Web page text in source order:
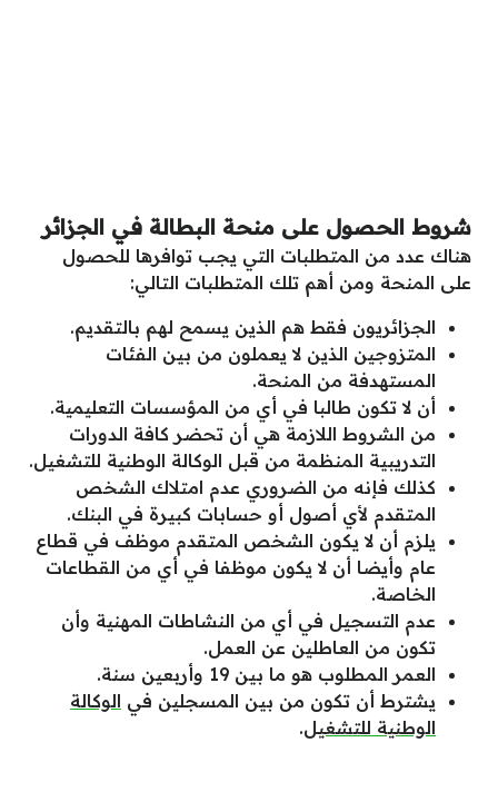
شروط الحصول على منحة البطالة في الجزائر
هناك عدد من المتطلبات التي يجب توافرها للحصول
على المنحة ومن أهم تلك المتطلبات التالي:
الجزائريون فقط هم الذين يسمح لهم بالتقديم.
المتزوجين الذين لا يعملون من بين الفئات
المستهدفة من المنحة.
أن لا تكون طالبا في أي من المؤسسات التعليمية.
من الشروط اللازمة هي أن تحضر كافة الدورات
التدريبية المنظمة من قبل الوكالة الوطنية للتشغيل.
كذلك فإنه من الضروري عدم امتلاك الشخص
المتقدم لأي أصول أو حسابات كبيرة في البنك.
يلزم أن لا يكون الشخص المتقدم موظف في قطاع
عام وأيضا أن لا يكون موظفا في أي من القطاعات
الخاصة.
عدم التسجيل في أي من النشاطات المهنية وأن
تكون من العاطلين عن العمل.
العمر المطلوب هو ما بين 19 وأربعين سنة.
يشترط أن تكون من بين المسجلين في الوكالة
الوطنية للتشغيل.